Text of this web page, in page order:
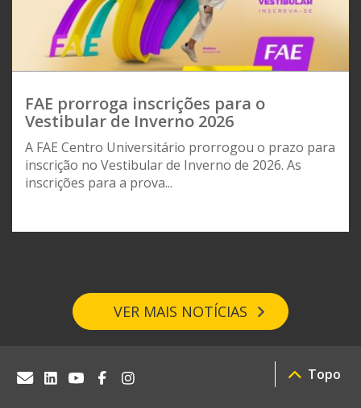
FAE prorroga inscrições para o
Vestibular de Inverno 2026
A FAE Centro Universitário prorrogou o prazo para
inscrição no Vestibular de Inverno de 2026. As
inscrições para a prova...
VER MAIS NOTÍCIAS
Topo